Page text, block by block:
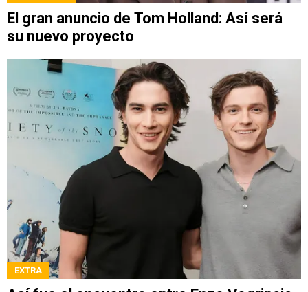
El gran anuncio de Tom Holland: Así será
su nuevo proyecto
EXTRA